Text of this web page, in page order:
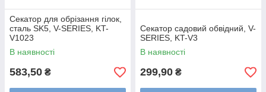
Секатор для обрізання гілок,
сталь SK5, V-SERIES, KT-
V1023
В наявності
583,50 ₴
Секатор садовий обвідний, V-
SERIES, KT-V3
В наявності
299,90 ₴